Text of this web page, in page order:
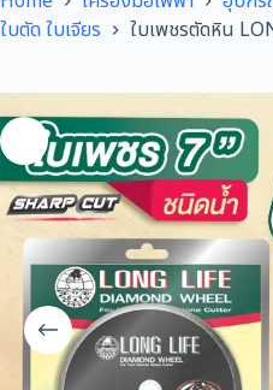
ใบตัด ใบเจียร
ใบเพชรตัดหิน